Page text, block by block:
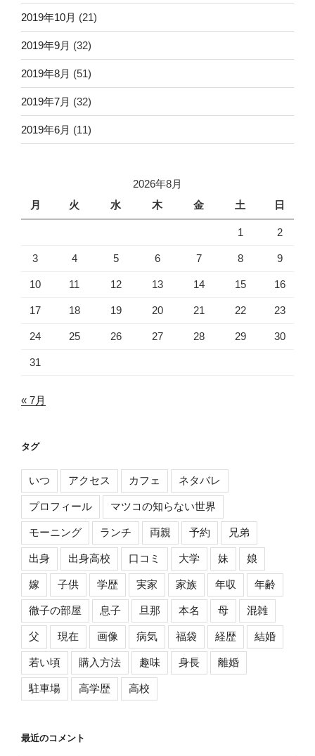
2019年10月 (21)
2019年9月 (32)
2019年8月 (51)
2019年7月 (32)
2019年6月 (11)
2026年8月
月
火 水 木 金 土 日
1 2
3 4 5 6 7 8 9
10 11 12 13 14 15 16
17 18 19 20 21 22 23
24 25 26 27 28 29 30
31
« 7月
タグ
いつ アクセス カフェ ネタバレ
プロフィール マツコの知らない世界
モーニング ランチ 両親 予約 兄弟
出身 出身高校 口コミ 大学 妹 娘
嫁 子供 学歴 実家 家族 年収 年齢
徹子の部屋 息子 旦那 本名 母 混雑
父 現在 画像 病気 福袋 経歴 結婚
若い頃 購入方法 趣味 身長 離婚
駐車場 高学歴 高校
最近のコメント